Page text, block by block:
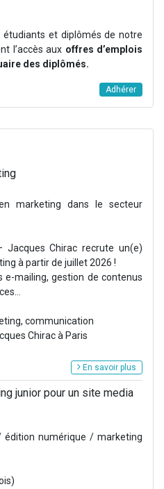
étudiants et diplômés de notre
l’accès aux offres d’emplois
des diplômés.
Adhérer
marketing dans le secteur
Jacques Chirac recrute un(e)
à partir de juillet 2026 !
mailing, gestion de contenus
communication
Chirac à Paris
En savoir plus
junior pour un site media
édition numérique / marketing